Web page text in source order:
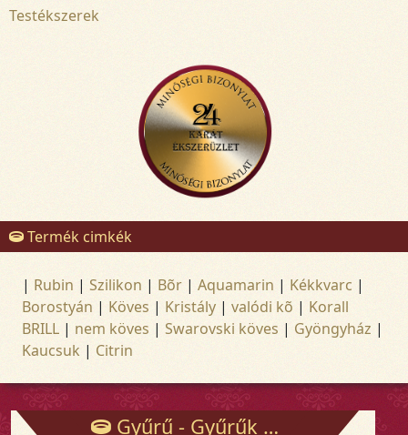
Testékszerek
Termék cimkék
| Rubin | Szilikon | Bõr | Aquamarin | Kékkvarc |
Borostyán | Köves | Kristály | valódi kõ | Korall
BRILL | nem köves | Swarovski köves | Gyöngyház |
Kaucsuk | Citrin
Gyűrű - Gyűrűk - Arany és ezüst ékszerek